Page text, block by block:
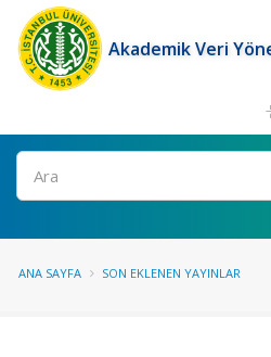
Akademik Veri
Ara
ANA SAYFA SON EKLENEN YAYINLAR